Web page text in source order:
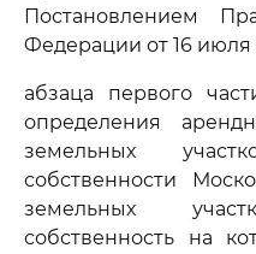
Постановлением
Федерации от 16 июля
абзаца первого
определения
земельных
собственности
земельных
собственность на